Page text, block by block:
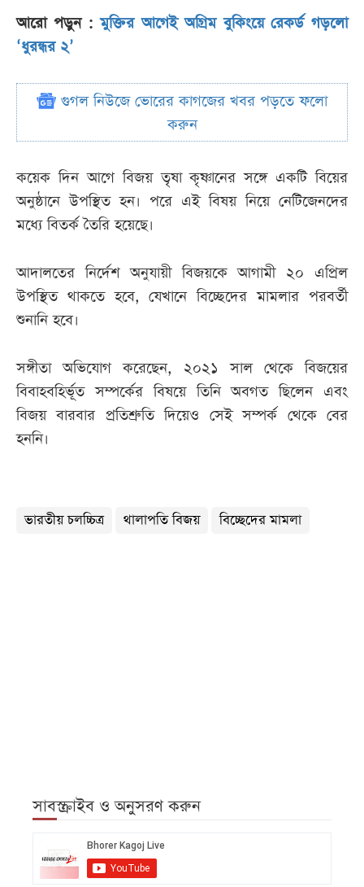
আরো পড়ুন :মুক্তির আগেই অগ্রিম বুকিংয়ে রেকর্ড গড়লো
‘ধুরন্ধর ২’
গুগল নিউজে ভোরের কাগজের খবর পড়তে ফলো
করুন
কয়েক দিন আগে বিজয় তৃষা কৃষ্ণানের সঙ্গে একটি বিয়ের
অনুষ্ঠানে উপস্থিত হন। পরে এই বিষয় নিয়ে নেটিজেনদের
মধ্যে বিতর্ক তৈরি হয়েছে।
আদালতের নির্দেশ অনুযায়ী বিজয়কে আগামী ২০ এপ্রিল
উপস্থিত থাকতে হবে, যেখানে বিচ্ছেদের মামলার পরবর্তী
শুনানি হবে।
সঙ্গীতা অভিযোগ করেছেন, ২০২১ সাল থেকে বিজয়ের
বিবাহবহির্ভূত সম্পর্কের বিষয়ে তিনি অবগত ছিলেন এবং
বিজয় বারবার প্রতিশ্রুতি দিয়েও সেই সম্পর্ক থেকে বের
হননি।
ভারতীয় চলচ্চিত্র থালাপতি বিজয় বিচ্ছেদের মামলা
সাবস্ক্রাইব ও অনুসরণ করুন